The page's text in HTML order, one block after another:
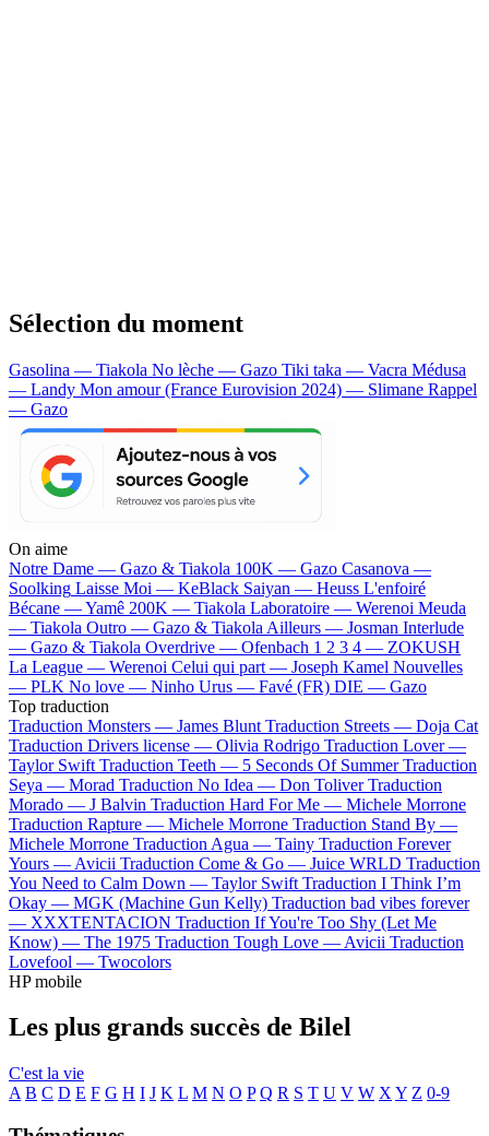
Sélection du moment
Gasolina — Tiakola No lèche — Gazo Tiki taka — Vacra Médusa
— Landy Mon amour (France Eurovision 2024) — Slimane Rappel
— Gazo
On aime
Notre Dame — Gazo & Tiakola 100K — Gazo Casanova —
Soolking Laisse Moi — KeBlack Saiyan — Heuss L'enfoiré
Bécane —Yamê 200K — Tiakola Laboratoire — Werenoi Meuda
— Tiakola Outro — Gazo & Tiakola Ailleurs — Josman Interlude
— Gazo & Tiakola Overdrive — Ofenbach 1 2 3 4 — ZOKUSH
La League — Werenoi Celui qui part — Joseph Kamel Nouvelles
— PLK No love — Ninho Urus — Favé (FR) DIE — Gazo
Top traduction
Traduction Monsters — James Blunt Traduction Streets — Doja Cat
Traduction Drivers license — Olivia Rodrigo Traduction Lover —
Taylor Swift Traduction Teeth — 5 Seconds Of Summer Traduction
Seya — Morad Traduction No Idea — Don Toliver Traduction
Morado — J Balvin Traduction Hard For Me — Michele Morrone
Traduction Rapture — Michele Morrone Traduction Stand By —
Michele Morrone Traduction Agua — Tainy Traduction Forever
Yours — Avicii Traduction Come & Go — Juice WRLD Traduction
You Need to Calm Down — Taylor Swift Traduction I Think I’m
Okay — MGK (Machine Gun Kelly) Traduction bad vibes forever
— XXXTENTACION Traduction If You're Too Shy (Let Me
Know) — The 1975 Traduction Tough Love — Avicii Traduction
Lovefool — Twocolors
HP mobile
Les plus grands succès de Bilel
C'est la vie
A B C D E F G H I J K L M N O P Q R S T U V W X Y Z 0-9